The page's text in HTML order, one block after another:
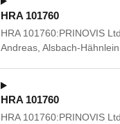
HRA 101760
HRA 101760:PRINOVIS
Andreas, Alsbach-
HRA 101760
HRA 101760:PRINOVIS